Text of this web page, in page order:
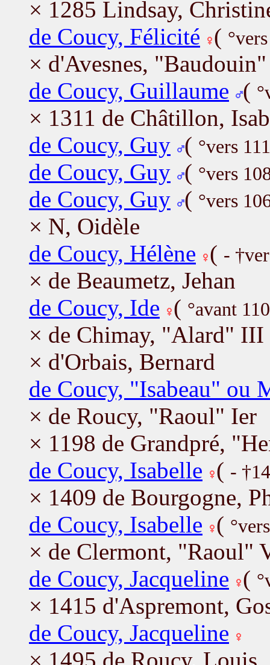
× 1285 Lindsay,
de Coucy, Félicité (
× d'Avesnes,
de Coucy, Guillaume (
× 1311 de Châtillon,
de Coucy, Guy ( °vers
de Coucy, Guy ( °vers
de Coucy, Guy ( °vers
× N, Oidèle
de Coucy, Hélène ( -
× de Beaumetz, Jehan
de Coucy, Ide ( °avant
× de Chimay, "Alard" III
× d'Orbais, Bernard
de Coucy, "Isabeau" ou
× de Roucy, "Raoul" Ier
× 1198 de Grandpré,
de Coucy, Isabelle ( -
× 1409 de Bourgogne,
de Coucy, Isabelle (
× de Clermont, "Raoul"
de Coucy, Jacqueline (
× 1415 d'Aspremont,
de Coucy, Jacqueline
× 1495 de Roucy, Louis